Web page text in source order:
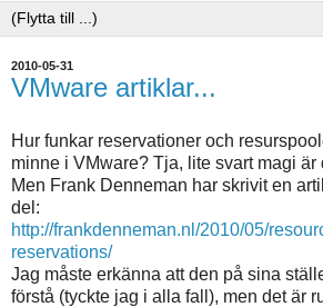
2010-05-31
VMware artiklar...
Hur funkar reservationer och
minne i VMware? Tja, lite svart magi är
Men Frank Denneman har skrivit en
del:
http://frankdenneman.nl/2010/05/
reservations/
Jag måste erkänna att den på sina
förstå (tyckte jag i alla fall), men det är